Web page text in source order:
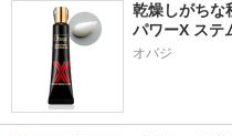
乾燥しがちな
パワーX ステ
オバジ